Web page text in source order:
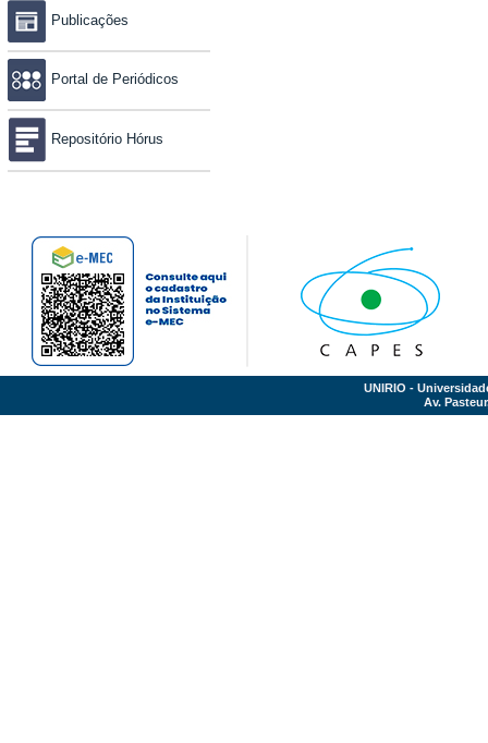
Publicações
Portal de Periódicos
Repositório Hórus
UNIRIO -
Av.